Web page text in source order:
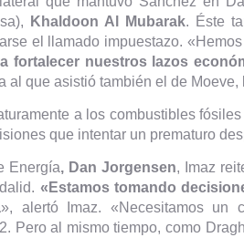
Khaldoon Al Mubarak. Éste
el llamado impuestazo.
fortalecer nuestros lazos
al que asistió también el de Moeve,
a los combustibles
que intentar un prematuro
Energía, Dan Jorgensen, Imaz
«Estamos tomando
», alertó Imaz. «Necesitamos un
Pero al mismo tiempo, como